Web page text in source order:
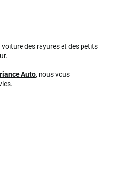
des rayures et des petits
Auto, nous vous